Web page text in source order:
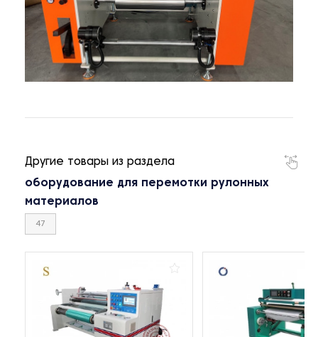
Другие товары из раздела
оборудование для перемотки рулонных
материалов
47